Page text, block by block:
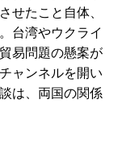
せたこと自体、
台湾やウクライ
易問題の懸案が
ャンネルを開い
は、両国の関係